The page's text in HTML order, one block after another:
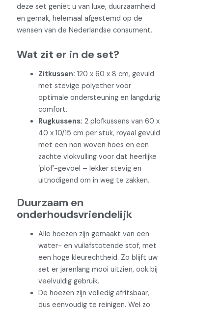
deze set geniet u van luxe, duurzaamheid
en gemak, helemaal afgestemd op de
wensen van de Nederlandse consument.
Wat zit er in de set?
Zitkussen: 120 x 60 x 8 cm, gevuld
met stevige polyether voor
optimale ondersteuning en langdurig
comfort.
Rugkussens: 2 plofkussens van 60 x
40 x 10/15 cm per stuk, royaal gevuld
met een non woven hoes en een
zachte vlokvulling voor dat heerlijke
‘plof’-gevoel – lekker stevig en
uitnodigend om in weg te zakken.
Duurzaam en
onderhoudsvriendelijk
Alle hoezen zijn gemaakt van een
water- en vuilafstotende stof, met
een hoge kleurechtheid. Zo blijft uw
set er jarenlang mooi uitzien, ook bij
veelvuldig gebruik.
De hoezen zijn volledig afritsbaar,
dus eenvoudig te reinigen. Wel zo